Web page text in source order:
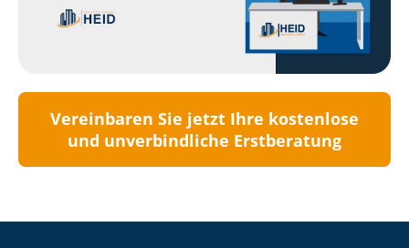
Vereinbaren Sie jetzt Ihre kostenlose
und unverbindliche Erstberatung